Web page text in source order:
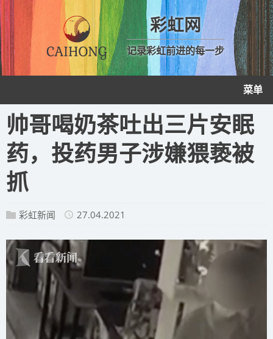
彩虹网
记录彩虹前进的每一步
菜单
帅哥喝奶茶吐出三片安眠
药，投药男子涉嫌猥亵被
抓
彩虹新闻 27.04.2021